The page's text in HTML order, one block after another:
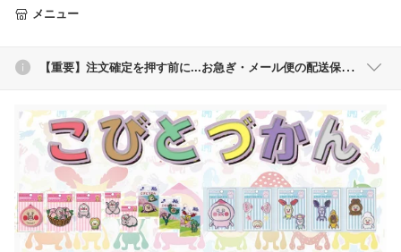
メニュー
【重要】注文確定を押す前に...お急ぎ・メール便の配送保障が必要なお客様へ…「配送方法」を【宅配便】に変更してくださいませ。【コンビニ前払い・銀行前払い】のお客様は必ずメールを受信できる様にして下さいませ。